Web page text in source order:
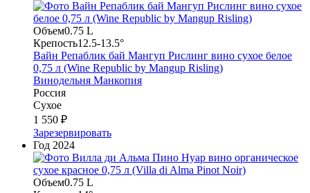
Объем0.75 L
Крепость12.5-13.5°
Вайн Репаблик бай Мангуп Рислинг вино сухое белое
0,75 л (Wine Republic by Mangup Risling)
Винодельня Манкопия
Россия
Сухое
1 550 ₽
Зарезервировать
Год 2024
Объем0.75 L